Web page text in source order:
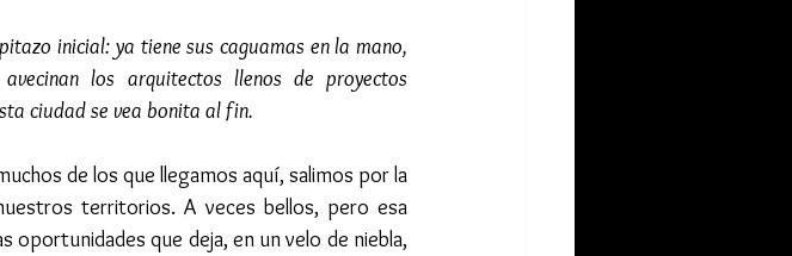
inicial: ya tiene sus caguamas en la mano,
los arquitectos llenos de proyectos
ciudad se vea bonita al fin.
de los que llegamos aquí, salimos por la
territorios. A veces bellos, pero esa
oportunidades que deja, en un velo de niebla,